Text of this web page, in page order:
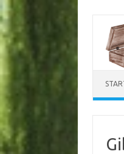
Inhalt